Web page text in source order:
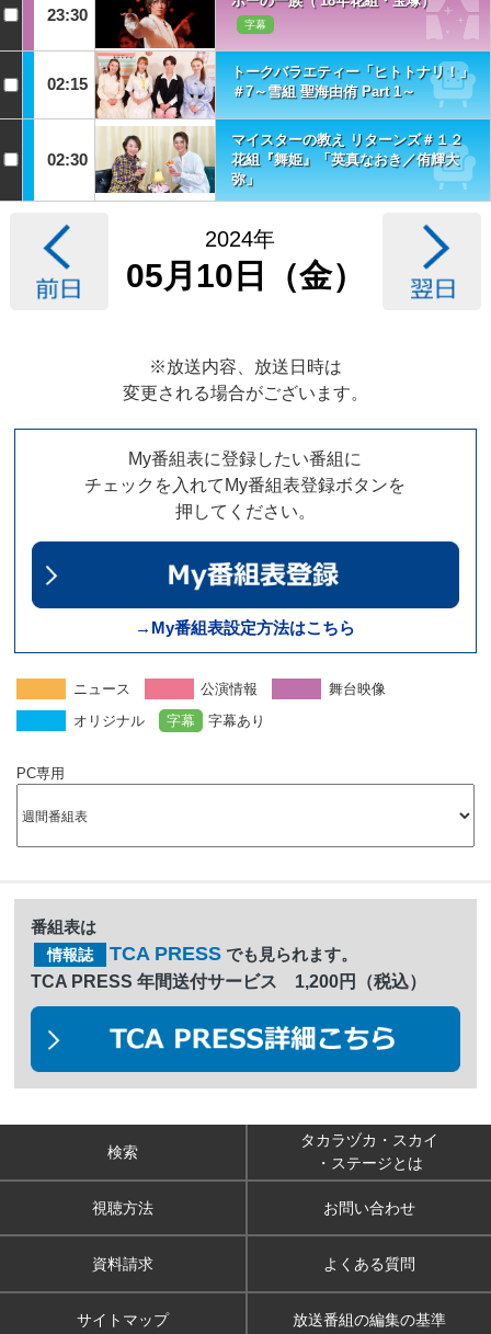
23:30
字幕
02:15
トークバラエティー「ヒトトナリ！」
＃7～雪組 聖海由侑 Part 1～
02:30
マイスターの教え リターンズ＃１２
花組『舞姫』「英真なおき／侑輝大
弥」
2024年
05月10日（金）
※放送内容、放送日時は
変更される場合がございます。
My番組表に登録したい番組に
チェックを入れてMy番組表登録ボタンを
押してください。
→My番組表設定方法はこちら
ニュース 公演情報
舞台映像
オリジナル
字幕 字幕あり
PC専用
番組表は
情報誌 TCA PRESS でも見られます。
TCA PRESS 年間送付サービス 1,200円（税込）
検索
タカラヅカ・スカイ
・ステージとは
視聴方法 お問い合わせ
資料請求 よくある質問
サイトマップ 放送番組の編集の基準